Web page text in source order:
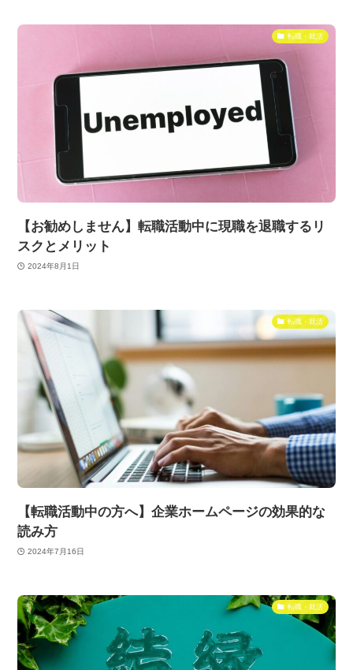
転職・就活
【お勧めしません】転職活動中に現職を退職するリ
スクとメリット
2024年8月1日
転職・就活
【転職活動中の方へ】企業ホームページの効果的な
読み方
2024年7月16日
転職・就活